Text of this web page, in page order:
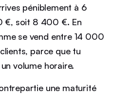
péniblement à 6
€, soit 8 400 €. En
se vend entre 14 000
parce que tu
volume horaire.
une maturité